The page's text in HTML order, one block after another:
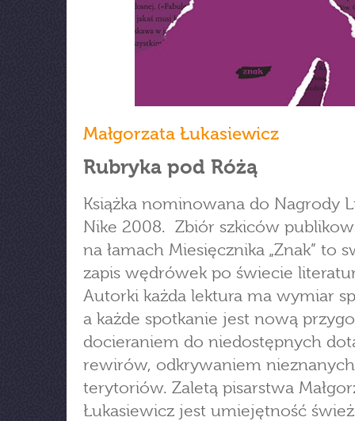
Małgorzata Łukasiewicz
Rubryka pod Różą
Książka nominowana do Nagrody
Nike 2008. Zbiór szkiców
na łamach Miesięcznika „Znak” to
zapis wędrówek po świecie
Autorki każda lektura ma wymiar
a każde spotkanie jest nową
docieraniem do niedostępnych
rewirów, odkrywaniem nieznanych
terytoriów. Zaletą pisarstwa
Łukasiewicz jest umiejętność